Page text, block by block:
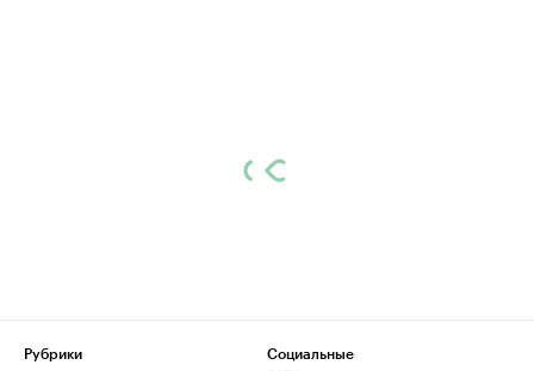
Рубрики
Социальные